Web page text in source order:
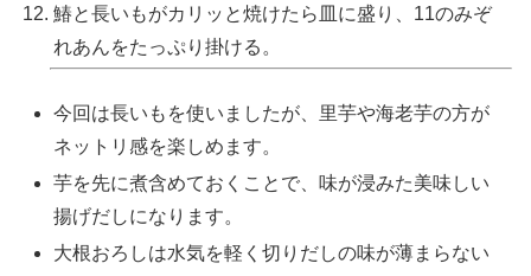
鰆と長いもがカリッと焼けたら皿に盛り、11のみぞ
れあんをたっぷり掛ける。
今回は長いもを使いましたが、里芋や海老芋の方が
ネットリ感を楽しめます。
芋を先に煮含めておくことで、味が浸みた美味しい
揚げだしになります。
大根おろしは水気を軽く切りだしの味が薄まらない